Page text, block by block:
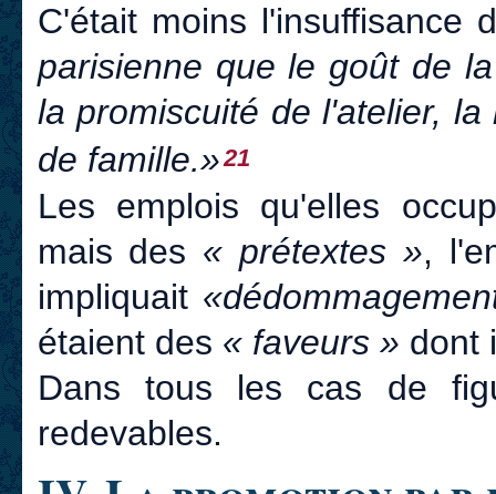
C'était moins l'insuffisance
parisienne que le goût de
la promiscuité de l'atelier,
de famille.»21
Les emplois qu'elles
mais des « prétextes »,
impliquait
étaient des « faveurs » dont
Dans tous les cas de
redevables.